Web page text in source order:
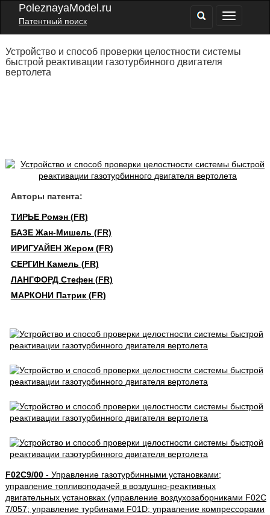
PoleznayaModel.ru
Патентный поиск
Устройство и способ проверки целостности системы
быстрой реактивации газотурбинного двигателя
вертолета
Авторы патента:
ТИРЬЕ Ромэн (FR)
БАЗЕ Жан-Мишель (FR)
ИРИГУАЙЕН Жером (FR)
СЕРГИН Камель (FR)
ЛАНГФОРД Стефен (FR)
МАРКОНИ Патрик (FR)
F02C9/00- Управление газотурбинными установками;
управление топливоподачей в воздушно-реактивных
двигательных установках (управление воздухозаборниками F02C
7/057; управление турбинами F01D; управление компрессорами